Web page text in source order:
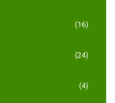
(16)
(24)
(4)